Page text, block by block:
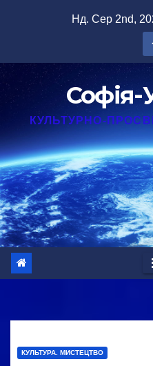
Нд. Сер 2nd,
Софія-
КУЛЬТУРНО-
КУЛЬТУРА. МИСТЕЦТВО